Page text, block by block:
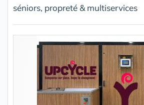
séniors, propreté & multiservices